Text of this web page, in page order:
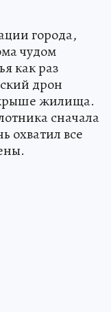
города,
чудом
как раз
дрон
крыше жилища.
сначала
охватил все